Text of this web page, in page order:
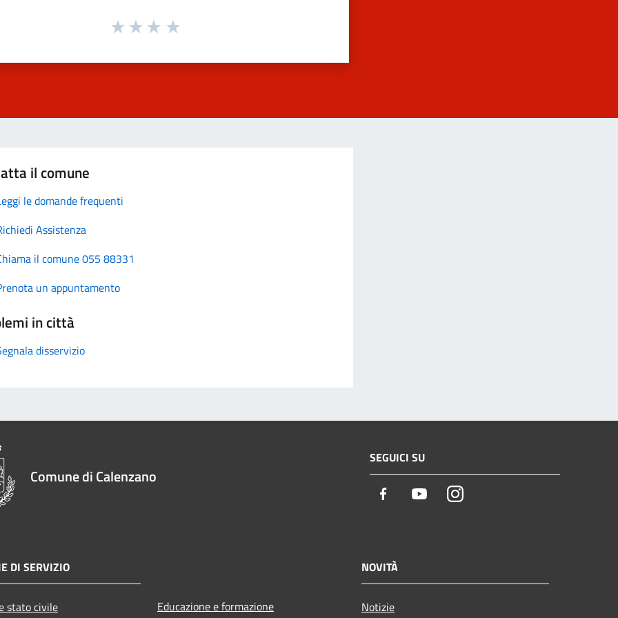
il comune
le domande frequenti
Assistenza
il comune 055 88331
un appuntamento
in città
disservizio
Comune di Calenzano
SEGUICI SU
Facebook YoutubeInstagram
DI SERVIZIO
stato civile Educazione e formazione
NOVITÀ
Notizie